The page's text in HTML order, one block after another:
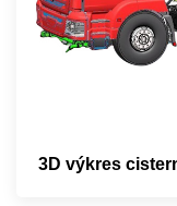
3D výkres